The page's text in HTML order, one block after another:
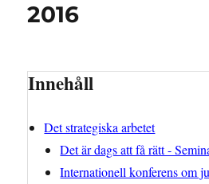
2016
Innehåll
Det strategiska arbetet
Det är dags att få rätt -
Internationell konferens om